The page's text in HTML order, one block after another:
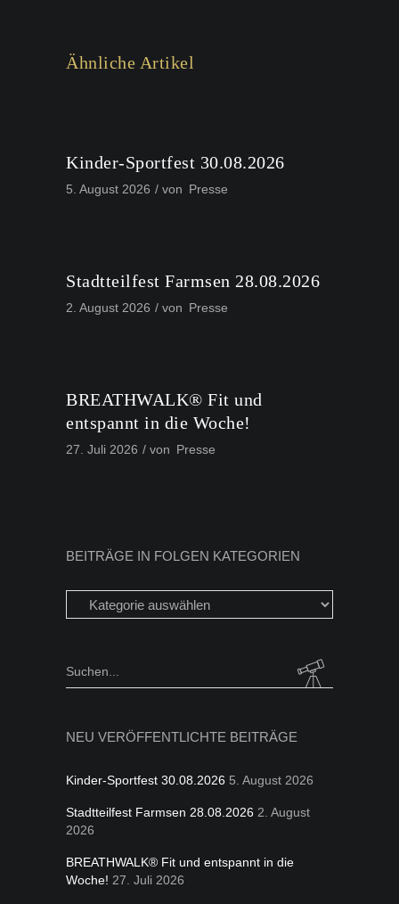
Ähnliche Artikel
Kinder-Sportfest 30.08.2026
5. August 2026 von Presse
Stadtteilfest Farmsen 28.08.2026
2. August 2026 von Presse
BREATHWALK® Fit und
entspannt in die Woche!
27. Juli 2026 von Presse
BEITRÄGE IN FOLGEN KATEGORIEN
Beiträge
in
Kategorien
Search
NEU VERÖFFENTLICHTE BEITRÄGE
Kinder-Sportfest 30.08.2026 5. August 2026
Stadtteilfest Farmsen 28.08.2026 2. August
2026
BREATHWALK® Fit und entspannt in die
Woche! 27. Juli 2026